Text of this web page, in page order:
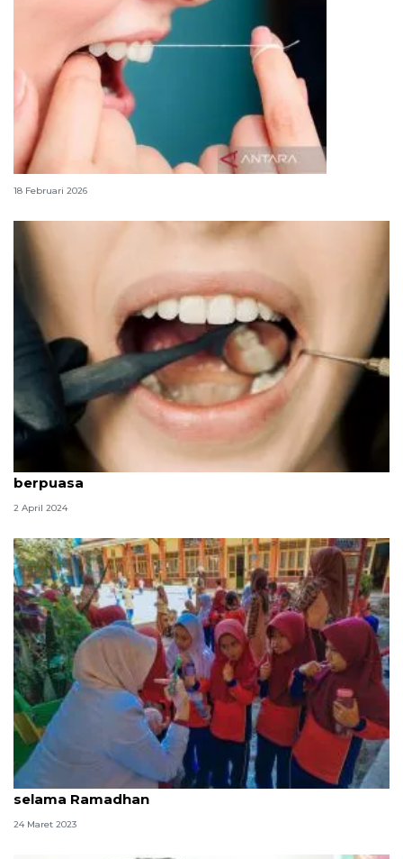
Siasat mencegah bau mulut saat berpuasa
18 Februari 2026
Kiat jaga kesehatan gigi dan mulut selama
berpuasa
2 April 2024
Dokter ajak warga jaga kebersihan gigi dan mulut
selama Ramadhan
24 Maret 2023